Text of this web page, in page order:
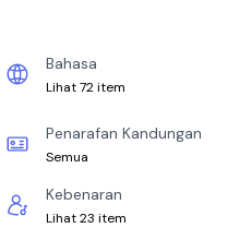
Bahasa
Lihat 72 item
Penarafan Kandungan
Semua
Kebenaran
Lihat 23 item